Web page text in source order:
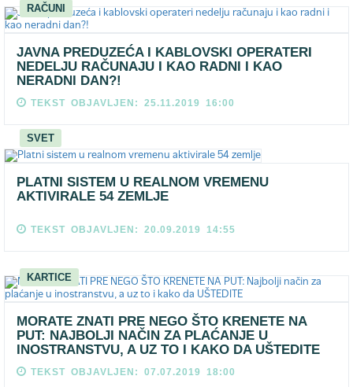
RAČUNI
JAVNA PREDUZEĆA I KABLOVSKI OPERATERI
NEDELJU RAČUNAJU I KAO RADNI I KAO
NERADNI DAN?!
TEKST OBJAVLJEN: 25.11.2019 16:00
SVET
PLATNI SISTEM U REALNOM VREMENU
AKTIVIRALE 54 ZEMLJE
TEKST OBJAVLJEN: 20.09.2019 14:55
KARTICE
MORATE ZNATI PRE NEGO ŠTO KRENETE NA
PUT: NAJBOLJI NAČIN ZA PLAĆANJE U
INOSTRANSTVU, A UZ TO I KAKO DA UŠTEDITE
TEKST OBJAVLJEN: 07.07.2019 18:00